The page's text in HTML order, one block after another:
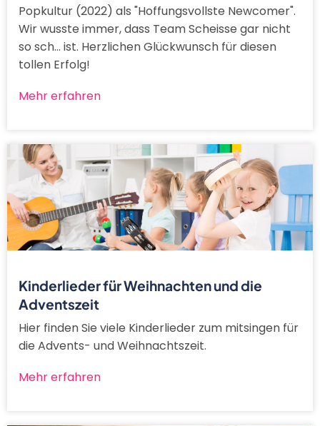
Popkultur (2022) als "Hoffungsvollste Newcomer".
Wir wusste immer, dass Team Scheisse gar nicht
so sch... ist. Herzlichen Glückwunsch für diesen
tollen Erfolg!
Mehr erfahren
Kinderlieder für Weihnachten und die
Adventszeit
Hier finden Sie viele Kinderlieder zum mitsingen für
die Advents- und Weihnachtszeit.
Mehr erfahren